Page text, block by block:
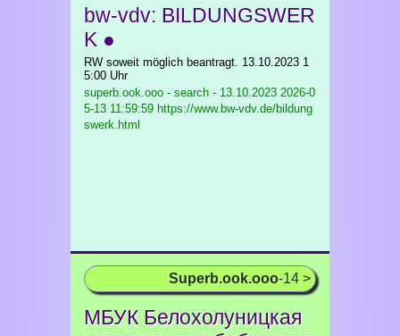
bw-vdv: BILDUNGSWER
K ●
RW soweit möglich beantragt. 13.10.2023 1
5:00 Uhr
superb.ook.ooo - search - 13.10.2023 2026-0
5-13 11:59:59 https://www.bw-vdv.de/bildung
swerk.html
Superb.ook.ooo-14 >
МБУК Белохолуницкая